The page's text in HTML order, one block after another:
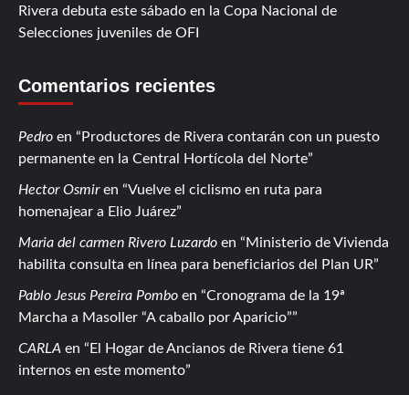
Rivera debuta este sábado en la Copa Nacional de
Selecciones juveniles de OFI
Comentarios recientes
Pedro en
Productores de Rivera contarán con un puesto
permanente en la Central Hortícola del Norte
Hector Osmiren
Vuelve el ciclismo en ruta para
homenajear a Elio Juárez
Maria del carmen Rivero Luzardo en
Ministerio de Vivienda
habilita consulta en línea para beneficiarios del Plan UR
Pablo Jesus Pereira Pombo en
Cronograma de la 19ª
Marcha a Masoller “A caballo por Aparicio”
CARLA en
El Hogar de Ancianos de Rivera tiene 61
internos en este momento